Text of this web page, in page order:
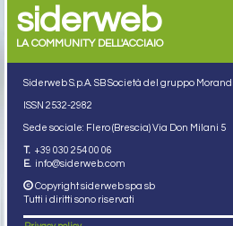
siderweb
LA COMMUNITY DELL'ACCIAIO
Siderweb S.p.A. SB Società del gruppo Morandi
ISSN 2532-2982
Sede sociale: Flero (Brescia) Via Don Milani 5
T. +39 030 254 00 06
E. info@siderweb.com
Copyright siderweb spa sb
Tutti i diritti sono riservati